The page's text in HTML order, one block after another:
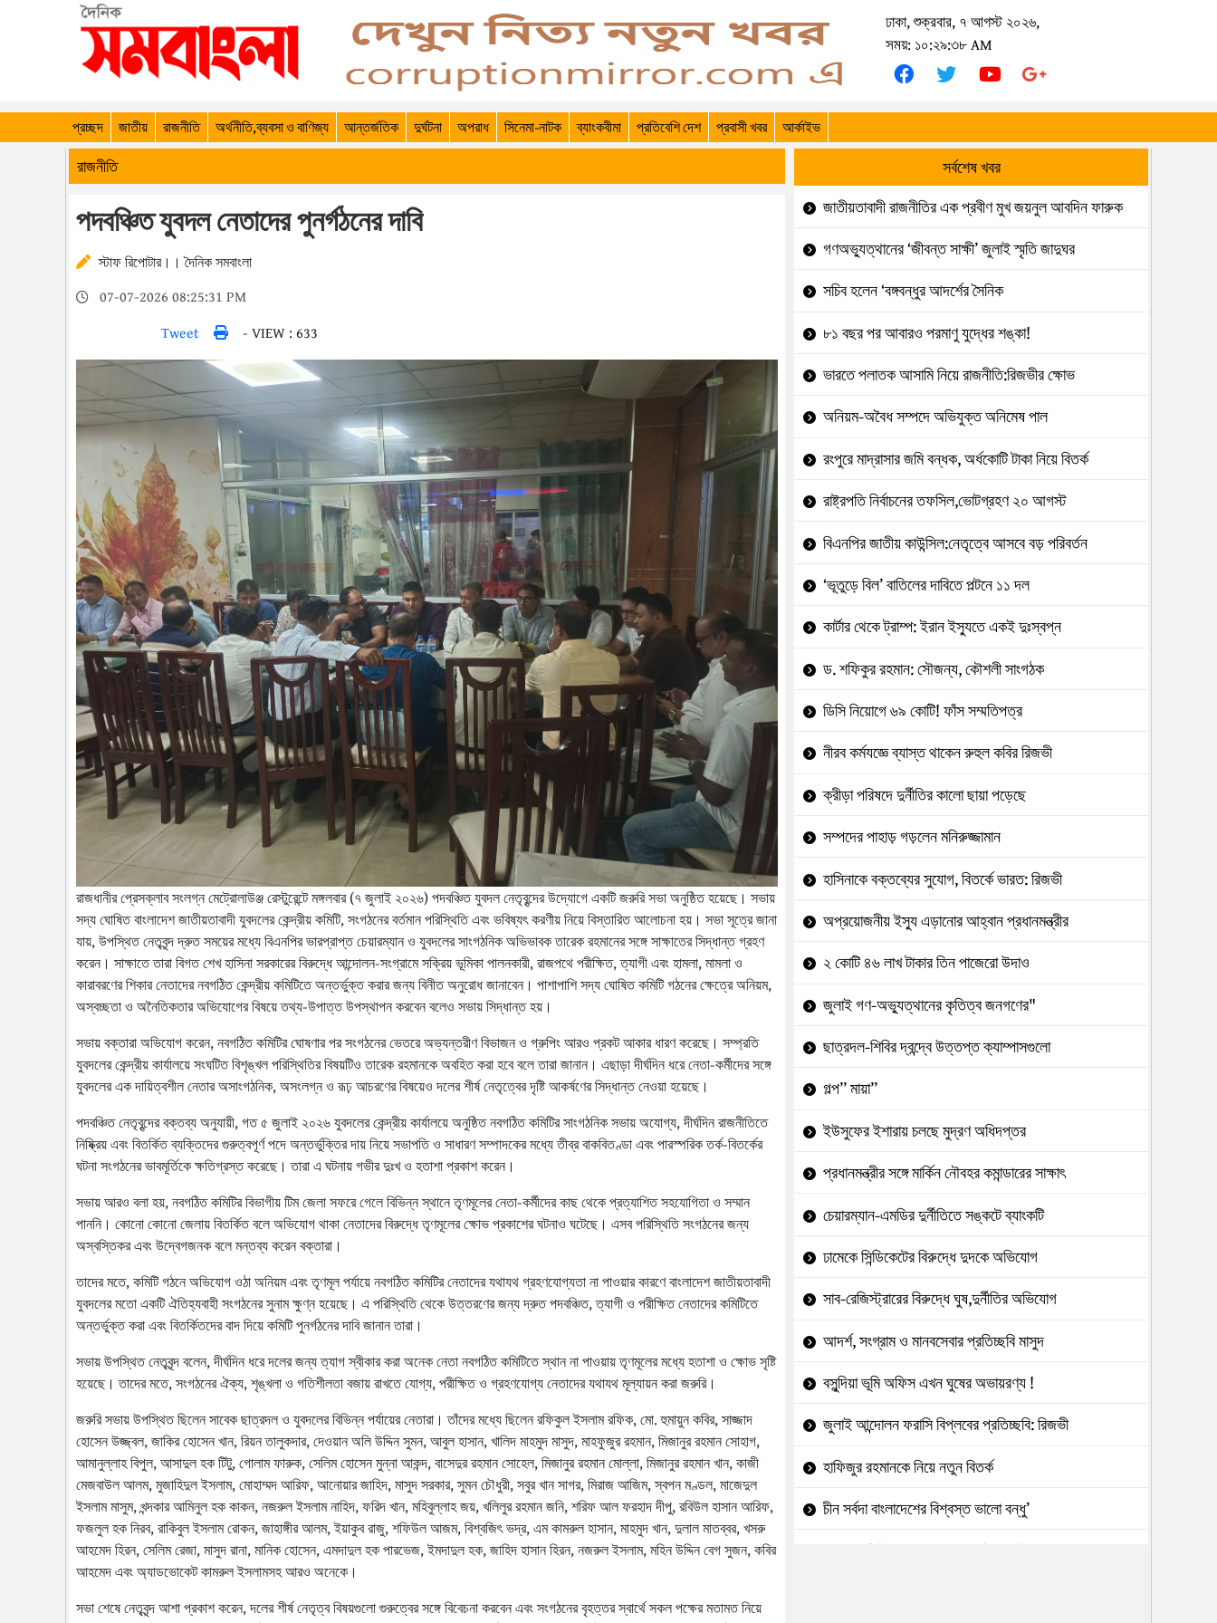
ঢাকা, শুক্রবার, ৭ আগস্ট ২০২৬,
সময়: ১০:২৯:৩৮ AM
প্রচ্ছদ জাতীয় রাজনীতি অর্থনীতি,ব্যবসা ও বাণিজ্য আন্তর্জতিক দুর্ঘটনা অপরাধ সিনেমা-নাটক ব্যাংকবীমা প্রতিবেশি দেশ প্রবাসী খবর আর্কাইভ
রাজনীতি
পদবঞ্চিত যুবদল নেতাদের পুনর্গঠনের দাবি
স্টাফ রিপোটার।। দৈনিক সমবাংলা
07-07-2026 08:25:31 PM
Tweet
- VIEW : 633
রাজধানীর প্রেসক্লাব সংলগ্ন মেট্রোলাউঞ্জ রেস্টুরেন্টে মঙ্গলবার (৭ জুলাই ২০২৬) পদবঞ্চিত যুবদল নেতৃবৃন্দের উদ্যোগে একটি জরুরি সভা অনুষ্ঠিত হয়েছে। সভায়
সদ্য ঘোষিত বাংলাদেশ জাতীয়তাবাদী যুবদলের কেন্দ্রীয় কমিটি, সংগঠনের বর্তমান পরিস্থিতি এবং ভবিষ্যৎ করণীয় নিয়ে বিস্তারিত আলোচনা হয়। সভা সূত্রে জানা
যায়, উপস্থিত নেতৃবৃন্দ দ্রুত সময়ের মধ্যে বিএনপির ভারপ্রাপ্ত চেয়ারম্যান ও যুবদলের সাংগঠনিক অভিভাবক তারেক রহমানের সঙ্গে সাক্ষাতের সিদ্ধান্ত গ্রহণ
করেন। সাক্ষাতে তারা বিগত শেখ হাসিনা সরকারের বিরুদ্ধে আন্দোলন-সংগ্রামে সক্রিয় ভূমিকা পালনকারী, রাজপথে পরীক্ষিত, ত্যাগী এবং হামলা, মামলা ও
কারাবরণের শিকার নেতাদের নবগঠিত কেন্দ্রীয় কমিটিতে অন্তর্ভুক্ত করার জন্য বিনীত অনুরোধ জানাবেন। পাশাপাশি সদ্য ঘোষিত কমিটি গঠনের ক্ষেত্রে অনিয়ম,
অস্বচ্ছতা ও অনৈতিকতার অভিযোগের বিষয়ে তথ্য-উপাত্ত উপস্থাপন করবেন বলেও সভায় সিদ্ধান্ত হয়।
সভায় বক্তারা অভিযোগ করেন, নবগঠিত কমিটির ঘোষণার পর সংগঠনের ভেতরে অভ্যন্তরীণ বিভাজন ও গ্রুপিং আরও প্রকট আকার ধারণ করেছে। সম্প্রতি
যুবদলের কেন্দ্রীয় কার্যালয়ে সংঘটিত বিশৃঙ্খল পরিস্থিতির বিষয়টিও তারেক রহমানকে অবহিত করা হবে বলে তারা জানান। এছাড়া দীর্ঘদিন ধরে নেতা-কর্মীদের সঙ্গে
যুবদলের এক দায়িত্বশীল নেতার অসাংগঠনিক, অসংলগ্ন ও রূঢ় আচরণের বিষয়েও দলের শীর্ষ নেতৃত্বের দৃষ্টি আকর্ষণের সিদ্ধান্ত নেওয়া হয়েছে।
পদবঞ্চিত নেতৃবৃন্দের বক্তব্য অনুযায়ী, গত ৫ জুলাই ২০২৬ যুবদলের কেন্দ্রীয় কার্যালয়ে অনুষ্ঠিত নবগঠিত কমিটির সাংগঠনিক সভায় অযোগ্য, দীর্ঘদিন রাজনীতিতে
নিষ্ক্রিয় এবং বিতর্কিত ব্যক্তিদের গুরুত্বপূর্ণ পদে অন্তর্ভুক্তির দায় নিয়ে সভাপতি ও সাধারণ সম্পাদকের মধ্যে তীব্র বাকবিতণ্ডা এবং পারস্পরিক তর্ক-বিতর্কের
ঘটনা সংগঠনের ভাবমূর্তিকে ক্ষতিগ্রস্ত করেছে। তারা এ ঘটনায় গভীর দুঃখ ও হতাশা প্রকাশ করেন।
সভায় আরও বলা হয়, নবগঠিত কমিটির বিভাগীয় টিম জেলা সফরে গেলে বিভিন্ন স্থানে তৃণমূলের নেতা-কর্মীদের কাছ থেকে প্রত্যাশিত সহযোগিতা ও সম্মান
পাননি। কোনো কোনো জেলায় বিতর্কিত বলে অভিযোগ থাকা নেতাদের বিরুদ্ধে তৃণমূলের ক্ষোভ প্রকাশের ঘটনাও ঘটেছে। এসব পরিস্থিতি সংগঠনের জন্য
অস্বস্তিকর এবং উদ্বেগজনক বলে মন্তব্য করেন বক্তারা।
তাদের মতে, কমিটি গঠনে অভিযোগ ওঠা অনিয়ম এবং তৃণমূল পর্যায়ে নবগঠিত কমিটির নেতাদের যথাযথ গ্রহণযোগ্যতা না পাওয়ার কারণে বাংলাদেশ জাতীয়তাবাদী
যুবদলের মতো একটি ঐতিহ্যবাহী সংগঠনের সুনাম ক্ষুণ্ন হয়েছে। এ পরিস্থিতি থেকে উত্তরণের জন্য দ্রুত পদবঞ্চিত, ত্যাগী ও পরীক্ষিত নেতাদের কমিটিতে
অন্তর্ভুক্ত করা এবং বিতর্কিতদের বাদ দিয়ে কমিটি পুনর্গঠনের দাবি জানান তারা।
সভায় উপস্থিত নেতৃবৃন্দ বলেন, দীর্ঘদিন ধরে দলের জন্য ত্যাগ স্বীকার করা অনেক নেতা নবগঠিত কমিটিতে স্থান না পাওয়ায় তৃণমূলের মধ্যে হতাশা ও ক্ষোভ সৃষ্টি
হয়েছে। তাদের মতে, সংগঠনের ঐক্য, শৃঙ্খলা ও গতিশীলতা বজায় রাখতে যোগ্য, পরীক্ষিত ও গ্রহণযোগ্য নেতাদের যথাযথ মূল্যায়ন করা জরুরি।
জরুরি সভায় উপস্থিত ছিলেন সাবেক ছাত্রদল ও যুবদলের বিভিন্ন পর্যায়ের নেতারা। তাঁদের মধ্যে ছিলেন রফিকুল ইসলাম রফিক, মো. হুমায়ুন কবির, সাজ্জাদ
হোসেন উজ্জ্বল, জাকির হোসেন খান, রিয়ন তালুকদার, দেওয়ান অলি উদ্দিন সুমন, আবুল হাসান, খালিদ মাহমুদ মাসুদ, মাহফুজুর রহমান, মিজানুর রহমান সোহাগ,
আমানুল্লাহ বিপুল, আসাদুল হক টিটু, গোলাম ফারুক, সেলিম হোসেন মুন্না আকন্দ, বাসেদুর রহমান সোহেল, মিজানুর রহমান মোল্লা, মিজানুর রহমান খান, কাজী
মেজবাউল আলম, মুজাহিদুল ইসলাম, মোহাম্মদ আরিফ, আনোয়ার জাহিদ, মাসুদ সরকার, সুমন চৌধুরী, সবুর খান সাগর, মিরাজ আজিম, স্বপন মণ্ডল, মাজেদুল
ইসলাম মাসুম, খন্দকার আমিনুল হক কাকন, নজরুল ইসলাম নাহিদ, ফরিদ খান, মহিবুল্লাহ জয়, খলিলুর রহমান জনি, শরিফ আল ফরহাদ দীপু, রবিউল হাসান আরিফ,
ফজলুল হক নিরব, রাকিবুল ইসলাম রোকন, জাহাঙ্গীর আলম, ইয়াকুব রাজু, শফিউল আজম, বিশ্বজিৎ ভদ্র, এম কামরুল হাসান, মাহমুদ খান, দুলাল মাতব্বর, খসরু
আহমেদ হিরন, সেলিম রেজা, মাসুদ রানা, মানিক হোসেন, এমদাদুল হক পারভেজ, ইমদাদুল হক, জাহিদ হাসান হিরন, নজরুল ইসলাম, মহিন উদ্দিন বেগ সুজন, কবির
আহমেদ এবং অ্যাডভোকেট কামরুল ইসলামসহ আরও অনেকে।
সভা শেষে নেতৃবৃন্দ আশা প্রকাশ করেন, দলের শীর্ষ নেতৃত্ব বিষয়গুলো গুরুত্বের সঙ্গে বিবেচনা করবেন এবং সংগঠনের বৃহত্তর স্বার্থে সকল পক্ষের মতামত নিয়ে
সর্বশেষ খবর
জাতীয়তাবাদী রাজনীতির এক প্রবীণ মুখ জয়নুল আবদিন ফারুক
গণঅভ্যুত্থানের ‘জীবন্ত সাক্ষী’ জুলাই স্মৃতি জাদুঘর
সচিব হলেন ‘বঙ্গবন্ধুর আদর্শের সৈনিক
৮১ বছর পর আবারও পরমাণু যুদ্ধের শঙ্কা!
ভারতে পলাতক আসামি নিয়ে রাজনীতি:রিজভীর ক্ষোভ
অনিয়ম-অবৈধ সম্পদে অভিযুক্ত অনিমেষ পাল
রংপুরে মাদ্রাসার জমি বন্ধক, অর্ধকোটি টাকা নিয়ে বিতর্ক
রাষ্ট্রপতি নির্বাচনের তফসিল,ভোটগ্রহণ ২০ আগস্ট
বিএনপির জাতীয় কাউন্সিল:নেতৃত্বে আসবে বড় পরিবর্তন
‘ভূতুড়ে বিল’ বাতিলের দাবিতে পল্টনে ১১ দল
কার্টার থেকে ট্রাম্প: ইরান ইস্যুতে একই দুঃস্বপ্ন
ড. শফিকুর রহমান: সৌজন্য, কৌশলী সাংগঠক
ডিসি নিয়োগে ৬৯ কোটি! ফাঁস সম্মতিপত্র
নীরব কর্মযজ্ঞে ব্যাস্ত থাকেন রুহুল কবির রিজভী
ক্রীড়া পরিষদে দুর্নীতির কালো ছায়া পড়েছে
সম্পদের পাহাড় গড়লেন মনিরুজ্জামান
হাসিনাকে বক্তব্যের সুযোগ, বিতর্কে ভারত: রিজভী
অপ্রয়োজনীয় ইস্যু এড়ানোর আহ্বান প্রধানমন্ত্রীর
২ কোটি ৪৬ লাখ টাকার তিন পাজেরো উদাও
জুলাই গণ-অভ্যুত্থানের কৃতিত্ব জনগণের"
ছাত্রদল-শিবির দ্বন্দ্বে উত্তপ্ত ক্যাম্পাসগুলো
গল্প” মায়া”
ইউসুফের ইশারায় চলছে মুদ্রণ অধিদপ্তর
প্রধানমন্ত্রীর সঙ্গে মার্কিন নৌবহর কমান্ডারের সাক্ষাৎ
চেয়ারম্যান-এমডির দুর্নীতিতে সঙ্কটে ব্যাংকটি
ঢামেকে সিন্ডিকেটের বিরুদ্ধে দুদকে অভিযোগ
সাব-রেজিস্ট্রারের বিরুদ্ধে ঘুষ,দুর্নীতির অভিযোগ
আদর্শ, সংগ্রাম ও মানবসেবার প্রতিচ্ছবি মাসুদ
বসুন্দিয়া ভূমি অফিস এখন ঘুষের অভায়রণ্য !
জুলাই আন্দোলন ফরাসি বিপ্লবের প্রতিচ্ছবি: রিজভী
হাফিজুর রহমানকে নিয়ে নতুন বিতর্ক
চীন সর্বদা বাংলাদেশের বিশ্বস্ত ভালো বন্ধু’
৯৮২ কোটি টাকা আত্মসাৎ:ইউনাইটেডের বিরুদ্ধে